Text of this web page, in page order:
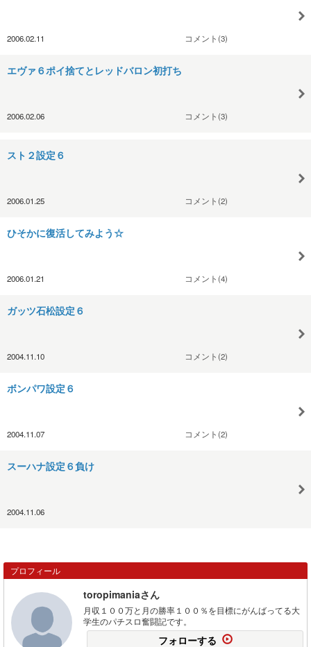
2006.02.11 コメント(3)
エヴァ６ポイ捨てとレッドバロン初打ち
2006.02.06 コメント(3)
スト２設定６
2006.01.25 コメント(2)
ひそかに復活してみよう☆
2006.01.21 コメント(4)
ガッツ石松設定６
2004.11.10 コメント(2)
ボンパワ設定６
2004.11.07 コメント(2)
スーハナ設定６負け
2004.11.06
プロフィール
toropimaniaさん
月収１００万と月の勝率１００％を目標にがんばってる大
学生のパチスロ奮闘記です。
フォローする